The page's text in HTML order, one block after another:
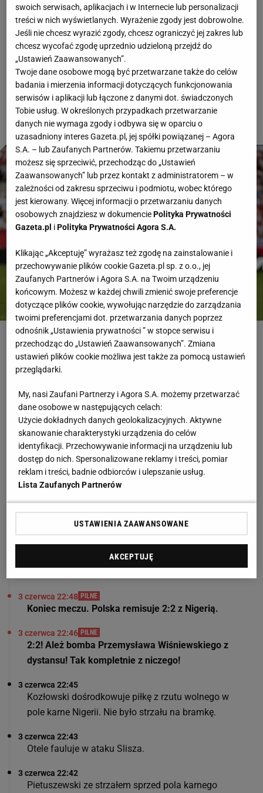
Oto zapis relacji tekstowej, która była dostępna do
śledzenia na żywo z meczu Polska - Nigeria w
Sport.pl i w aplikacji mobilnej Sport.pl LIVE. Polska
zremisowała 2:2 z Nigerią, a gola w ostatniej akcji
tego spotkania strzelił Przemysław Wiśniewski.
Fot. Krzysztof Zatycki / Agencja Wyborcza.pl
Nigeria Reprezentacja Polski Piłka Nożna
RELACJA NA ŻYWO Zakończona Najnowsze
3 czerwca 22:56
Nieprawdopodobny gol uratował
Polaków! Była 95. minuta
3 czerwca 22:50
Dziękujemy za śledzenie relacji tekstowej z tego
3 czerwca 22:48 PILNE
Koniec meczu. Polska remisuje 2:2 z Nigerią.
3 czerwca 22:46 PILNE
2:2! Ależ bomba Przemysława Wiśniewskiego z
dystansu! Tak kompletnie z niczego!
3 czerwca 22:45
Kozłowski dośrodkowuje piłkę z rzutu wolnego w
pole karne Nigerii. Nie było strzału na bramkę.
3 czerwca 22:43
Otele fauluje w ataku Slisza.
3 czerwca 22:42
Pietuszewski ze strzałem sprzed pola karnego
swoich serwisach, aplikacjach i w Internecie lub personalizacji
treści w nich wyświetlanych. Wyrażenie zgody jest dobrowolne.
Jeśli nie chcesz wyrazić zgody, chcesz ograniczyć jej zakres lub
chcesz wycofać zgodę uprzednio udzieloną przejdź do
„Ustawień Zaawansowanych”.
Twoje dane osobowe mogą być przetwarzane także do celów
badania i mierzenia informacji dotyczących funkcjonowania
serwisów i aplikacji lub łączone z danymi dot. świadczonych
Tobie usług. W określonych przypadkach przetwarzanie
danych nie wymaga zgody i odbywa się w oparciu o
uzasadniony interes Gazeta.pl, jej spółki powiązanej – Agora
S.A. – lub Zaufanych Partnerów. Takiemu przetwarzaniu
możesz się sprzeciwić, przechodząc do „Ustawień
Zaawansowanych” lub przez kontakt z administratorem – w
zależności od zakresu sprzeciwu i podmiotu, wobec którego
jest kierowany. Więcej informacji o przetwarzaniu danych
osobowych znajdziesz w dokumenciePolityka Prywatności
Gazeta.pl iPolityka Prywatności Agora S.A.
Klikając „Akceptuję” wyrażasz też zgodę na zainstalowanie i
przechowywanie plików cookie Gazeta.pl sp. z o.o., jej
Zaufanych Partnerów i Agora S.A. na Twoim urządzeniu
końcowym. Możesz w każdej chwili zmienić swoje preferencje
dotyczące plików cookie, wywołując narzędzie do zarządzania
twoimi preferencjami dot. przetwarzania danych poprzez
odnośnik „Ustawienia prywatności ” w stopce serwisu i
przechodząc do „Ustawień Zaawansowanych”. Zmiana
ustawień plików cookie możliwa jest także za pomocą ustawień
przeglądarki.
My, nasi Zaufani Partnerzy i Agora S.A. możemy przetwarzać
dane osobowe w następujących celach:
Użycie dokładnych danych geolokalizacyjnych. Aktywne
skanowanie charakterystyki urządzenia do celów
identyfikacji. Przechowywanie informacji na urządzeniu lub
dostęp do nich. Spersonalizowane reklamy i treści, pomiar
reklam i treści, badnie odbiorców i ulepszanie usług.
Lista Zaufanych Partnerów
USTAWIENIA ZAAWANSOWANE
AKCEPTUJĘ